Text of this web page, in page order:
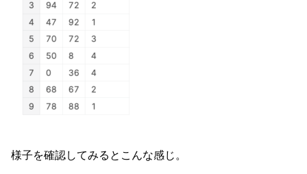
様子を確認してみるとこんな感じ。